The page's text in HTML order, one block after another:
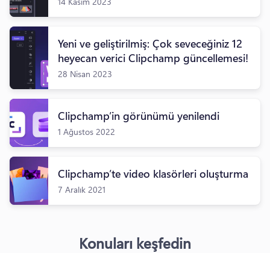
Yeni ve geliştirilmiş: Çok seveceğiniz 12
heyecan verici Clipchamp güncellemesi!
28 Nisan 2023
Clipchamp’in görünümü yenilendi
1 Ağustos 2022
Clipchamp’te video klasörleri oluşturma
7 Aralık 2021
Konuları keşfedin